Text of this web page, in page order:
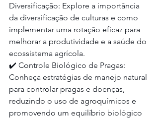
Diversificação: Explore a importância
da diversificação de culturas e como
implementar uma rotação eficaz para
melhorar a produtividade e a saúde do
ecossistema agrícola.
✔️ Controle Biológico de Pragas:
Conheça estratégias de manejo natural
para controlar pragas e doenças,
reduzindo o uso de agroquímicos e
promovendo um equilíbrio biológico